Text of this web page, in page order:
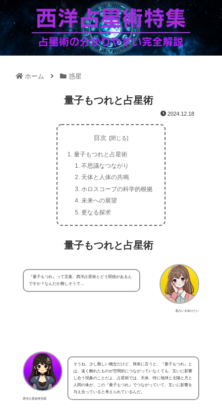
ホーム 惑星
量子もつれと占星術
2024.12.18
目次
量子もつれと占星術
不思議なつながり
天体と人体の共鳴
ホロスコープの科学的根拠
未来への展望
更なる探求
量子もつれと占星術
星占いを知りたい
『量子もつれ』って言葉、西洋占星術とどう関係があるん
ですか？なんだか難しそうで…
西洋占星術研究家
そうね、少し難しい概念だけど、簡単に言うと、『量子もつれ』と
は、遠く離れたものが空間的につながっていなくても、互いに影響
し合う現象のことだよ。占星術では、天体、特に地球と太陽と月と
人間の体が、この『量子もつれ』でつながっていて、互いに影響を
与え合っていると考えられているんだ。